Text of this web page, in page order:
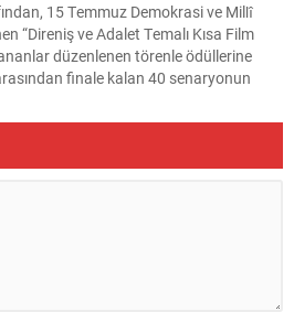
15 Temmuz Demokrasi ve Millî
“Direniş ve Adalet Temalı Kısa Film
düzenlenen törenle ödüllerine
finale kalan 40 senaryonun
Yalçınkaya Zeytinburnu 15